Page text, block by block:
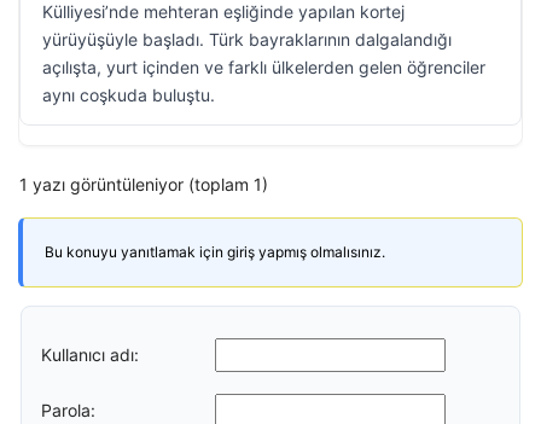
Külliyesi’nde mehteran eşliğinde yapılan kortej
yürüyüşüyle başladı. Türk bayraklarının dalgalandığı
açılışta, yurt içinden ve farklı ülkelerden gelen öğrenciler
aynı coşkuda buluştu.
1 yazı görüntüleniyor (toplam 1)
Bu konuyu yanıtlamak için giriş yapmış olmalısınız.
Kullanıcı adı:
Parola: